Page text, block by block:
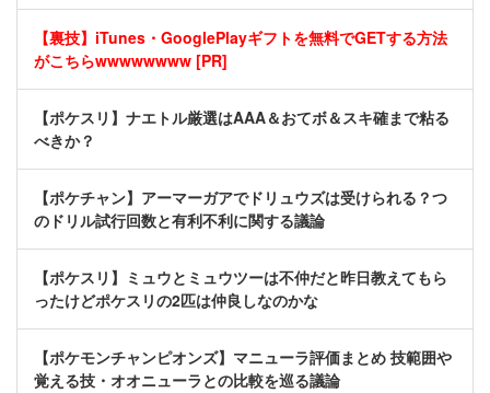
【裏技】iTunes・GooglePlayギフトを無料でGETする方法
がこちらwwwwwwww [PR]
【ポケスリ】ナエトル厳選はAAA＆おてボ＆スキ確まで粘る
べきか？
【ポケチャン】アーマーガアでドリュウズは受けられる？つ
のドリル試行回数と有利不利に関する議論
【ポケスリ】ミュウとミュウツーは不仲だと昨日教えてもら
ったけどポケスリの2匹は仲良しなのかな
【ポケモンチャンピオンズ】マニューラ評価まとめ 技範囲や
覚える技・オオニューラとの比較を巡る議論